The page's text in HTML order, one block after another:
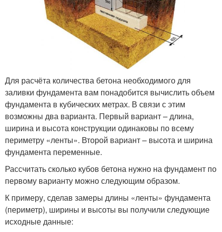
Для расчёта количества бетона необходимого для
заливки фундамента вам понадобится вычислить объем
фундамента в кубических метрах. В связи с этим
возможны два варианта. Первый вариант – длина,
ширина и высота конструкции одинаковы по всему
периметру «ленты». Второй вариант – высота и ширина
фундамента переменные.
Рассчитать сколько кубов бетона нужно на фундамент по
первому варианту можно следующим образом.
К примеру, сделав замеры длины «ленты» фундамента
(периметр), ширины и высоты вы получили следующие
исходные данные: